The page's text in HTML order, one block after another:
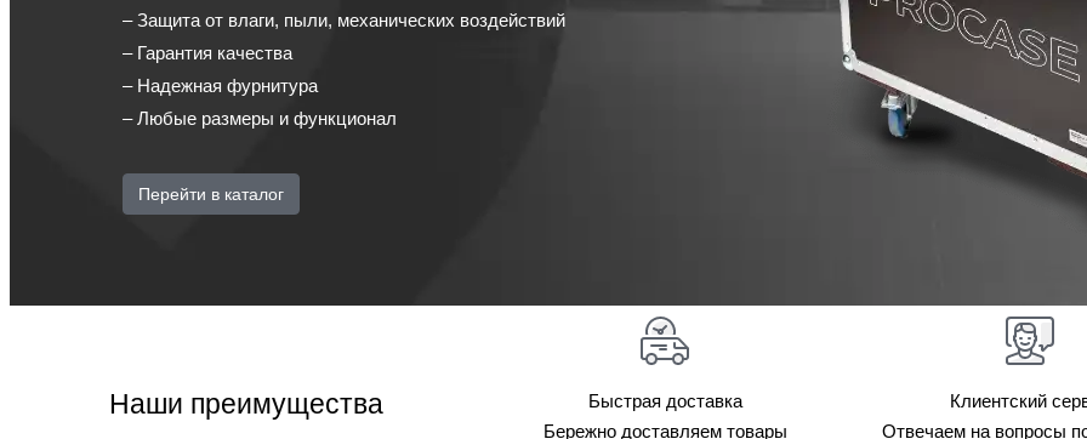
– Защита от влаги, пыли, механических воздействий
– Гарантия качества
– Надежная фурнитура
– Любые размеры и функционал
Перейти в каталог
Наши преимущества
Быстрая доставка
Бережно доставляем товары
Клиентский
Отвечаем на вопросы